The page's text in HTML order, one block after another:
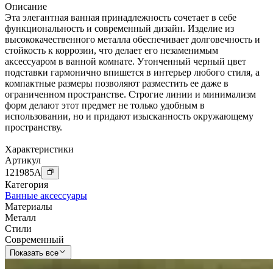
Описание
Эта элегантная ванная принадлежность сочетает в себе
функциональность и современный дизайн. Изделие из
высококачественного металла обеспечивает долговечность и
стойкость к коррозии, что делает его незаменимым
аксессуаром в ванной комнате. Утонченный черный цвет
подставки гармонично впишется в интерьер любого стиля, а
компактные размеры позволяют разместить ее даже в
ограниченном пространстве. Строгие линии и минимализм
форм делают этот предмет не только удобным в
использовании, но и придают изысканность окружающему
пространству.
Характеристики
Артикул
121985A
Категория
Ванные аксессуары
Материалы
Металл
Стили
Современный
Показать все